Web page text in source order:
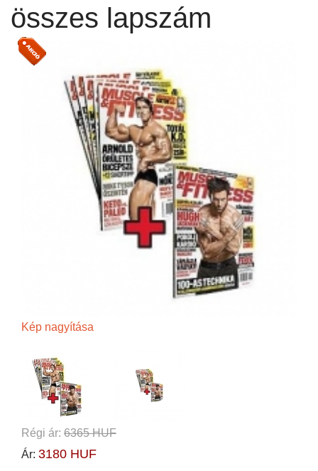
összes lapszám
Kép nagyítása
Régi ár: 6365 HUF
Ár: 3180 HUF